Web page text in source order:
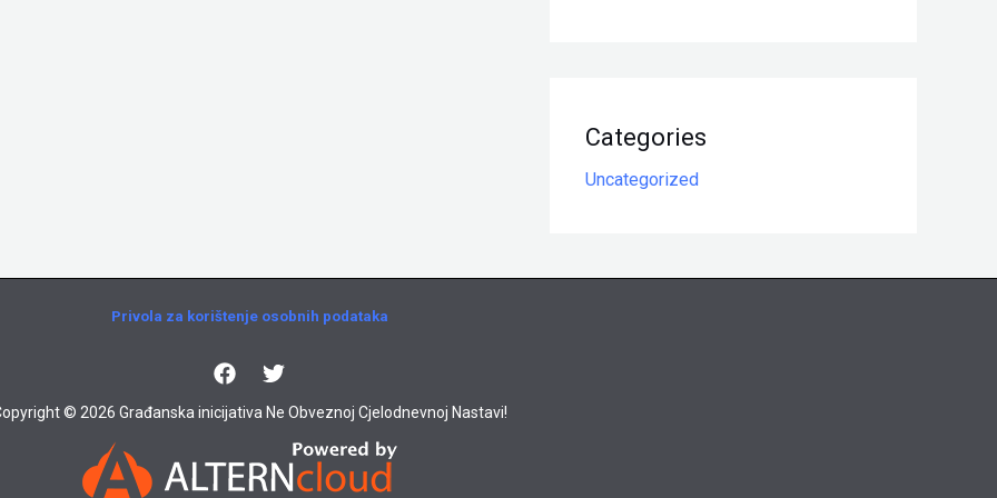
Categories
Uncategorized
Privola za korištenje osobnih podataka
© 2026 Građanska inicijativa Ne Obveznoj Cjelodnevnoj Nastavi!